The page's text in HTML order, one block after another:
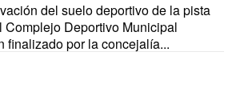
del suelo deportivo de la pista
Deportivo Municipal
finalizado por la concejalía...